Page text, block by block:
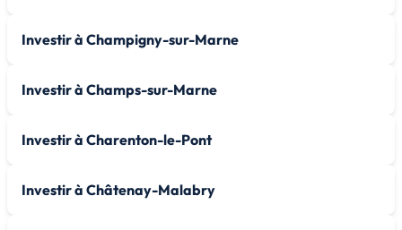
Investir à Champigny-sur-Marne
Investir à Champs-sur-Marne
Investir à Charenton-le-Pont
Investir à Châtenay-Malabry